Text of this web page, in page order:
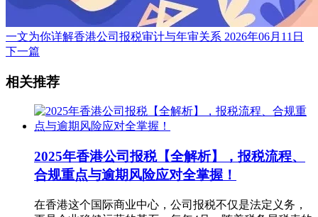
一文为你详解香港公司报税审计与年审关系 2026年06月11日
下一篇
相关推荐
2025年香港公司报税【全解析】，报税流程、
合规重点与逾期风险应对全掌握！
在香港这个国际商业中心，公司报税不仅是法定义务，